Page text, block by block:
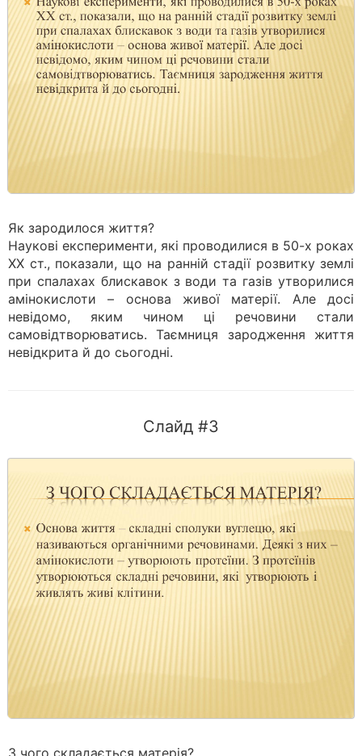
Як зародилося життя?
Наукові експерименти, які проводилися в 50-х роках
ХХ ст., показали, що на ранній стадії розвитку землі
при спалахах блискавок з води та газів утворилися
амінокислоти – основа живої матерії. Але досі
невідомо, яким чином ці речовини стали
самовідтворюватись. Таємниця зародження життя
невідкрита й до сьогодні.
Слайд #3
З чого складається матерія?